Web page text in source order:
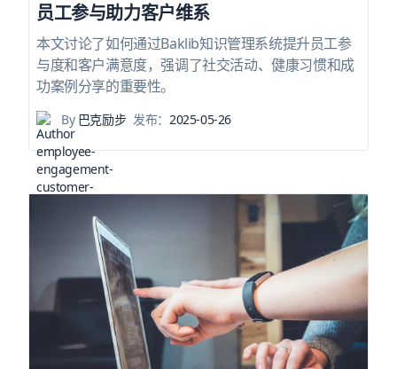
员工参与助力客户维系
本文讨论了如何通过Baklib知识管理系统提升员工参
与度和客户满意度，强调了社交活动、健康习惯和成
功案例分享的重要性。
By巴克励步 发布： 2025-05-26